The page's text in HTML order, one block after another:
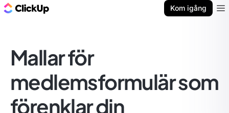
Kom igång
Mallar för
medlemsformulär som
förenklar din